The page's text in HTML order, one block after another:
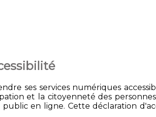
ses services numériques
et la citoyenneté des
en ligne. Cette déclaration